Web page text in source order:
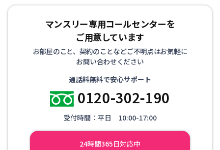
マンスリー専用コールセンターを
ご用意しています
お部屋のこと、契約のことなどご不明点はお気軽に
お問い合わせください
通話料無料で安心サポート
0120-302-190
受付時間：平日 10:00-17:00
24時間365日対応中